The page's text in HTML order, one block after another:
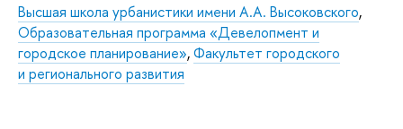
Высшая школа урбанистики имени А.А. Высоковского,
Образовательная программа «Девелопмент и
городское планирование»,Факультет городского
и регионального развития